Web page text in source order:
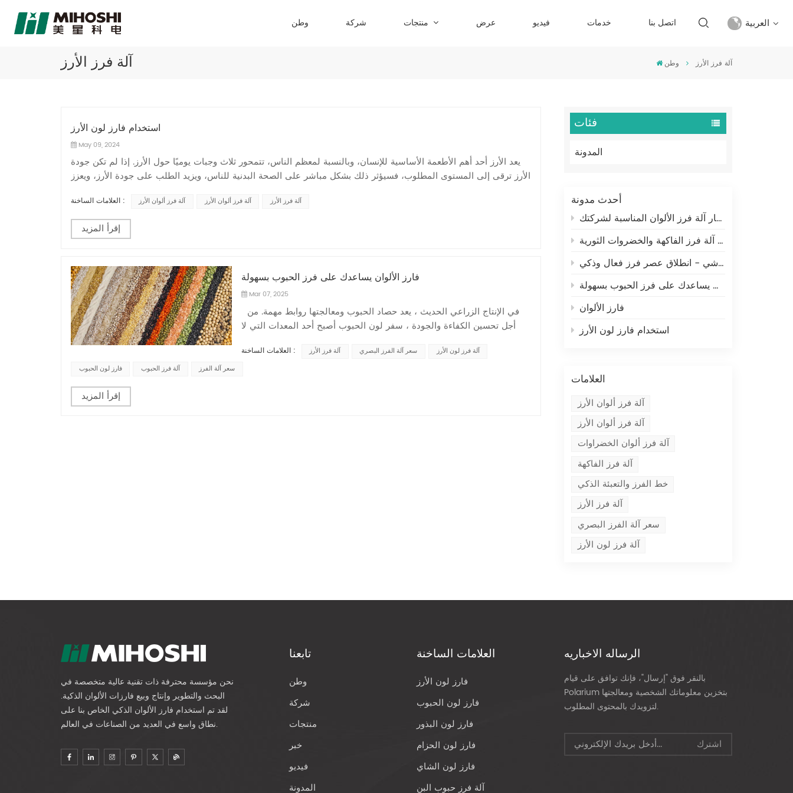
وطن شركة عرض فيديو خدمات اتصل بنا العربية
русский
中文
آلة فرز الأرز وطن آلة فرز الأرز
فئات
المدونة
أحدث مدونة
كيفية اختيار آلة فرز الألوان المناسبة لشركتك
ميهوشي: آلة فرز الفاكهة والخضروات الثورية
آلة فرز الألوان البلاستيكية من ميهوشي - انطلاق عصر فرز فعال وذكي
فارز الألوان يساعدك على فرز الحبوب بسهولة
فارز الألوان
استخدام فارز لون الأرز
العلامات
آلة فرز ألوان الأرز
آلة فرز ألوان الأرز
آلة فرز ألوان الخضراوات
آلة فرز الفاكهة
خط الفرز والتعبئة الذكي
آلة فرز الأرز
سعر آلة الفرز البصري
آلة فرز لون الأرز
استخدام فارز لون الأرز
May 09, 2024
يعد الأرز أحد أهم الأطعمة الأساسية للإنسان، وبالنسبة لمعظم الناس، تتمحور ثلاث وجبات يوميًا حول الأرز. إذا لم تكن جودة
الأرز ترقى إلى المستوى المطلوب، فسيؤثر ذلك بشكل مباشر على الصحة البدنية للناس، ويزيد الطلب على جودة الأرز، ويعزز
العلامات الساخنة : آلة فرز ألوان الأرز آلة فرز ألوان الأرز آلة فرز الأرز
إقرأ المزيد
فارز الألوان يساعدك على فرز الحبوب بسهولة
Mar 07, 2025
أجل تحسين الكفاءة والجودة ، سفر لون الحبوب أصبح أحد المعدات التي لا
Mihoshi Brand سلسلة من آلات فرز ألوان الحبوب الفعالة والذكية لشركات
العلامات الساخنة : آلة فرز الأرز سعر آلة الفرز البصري
آلة فرز لون الأرز
فارز لون الحبوب
آلة فرز الحبوب سعر آلة الفرز
إقرأ المزيد
نحن مؤسسة محترفة ذات تقنية عالية متخصصة في
البحث والتطوير وإنتاج وبيع فارزات الألوان الذكية.
لقد تم استخدام فارز الألوان الذكي الخاص بنا على
نطاق واسع في العديد من الصناعات في العالم.
تابعنا
وطن
شركة
منتجات
خبر
فيديو
المدونة
العلامات الساخنة
فارز لون الأرز
فارز لون الحبوب
فارز لون البذور
فارز لون الحزام
فارز لون الشاي
آلة فرز حبوب البن
الرساله الاخباريه
بالنقر فوق "إرسال"، فإنك توافق على قيام
Polarium بتخزين معلوماتك الشخصية ومعالجتها
لتزويدك بالمحتوى المطلوب.